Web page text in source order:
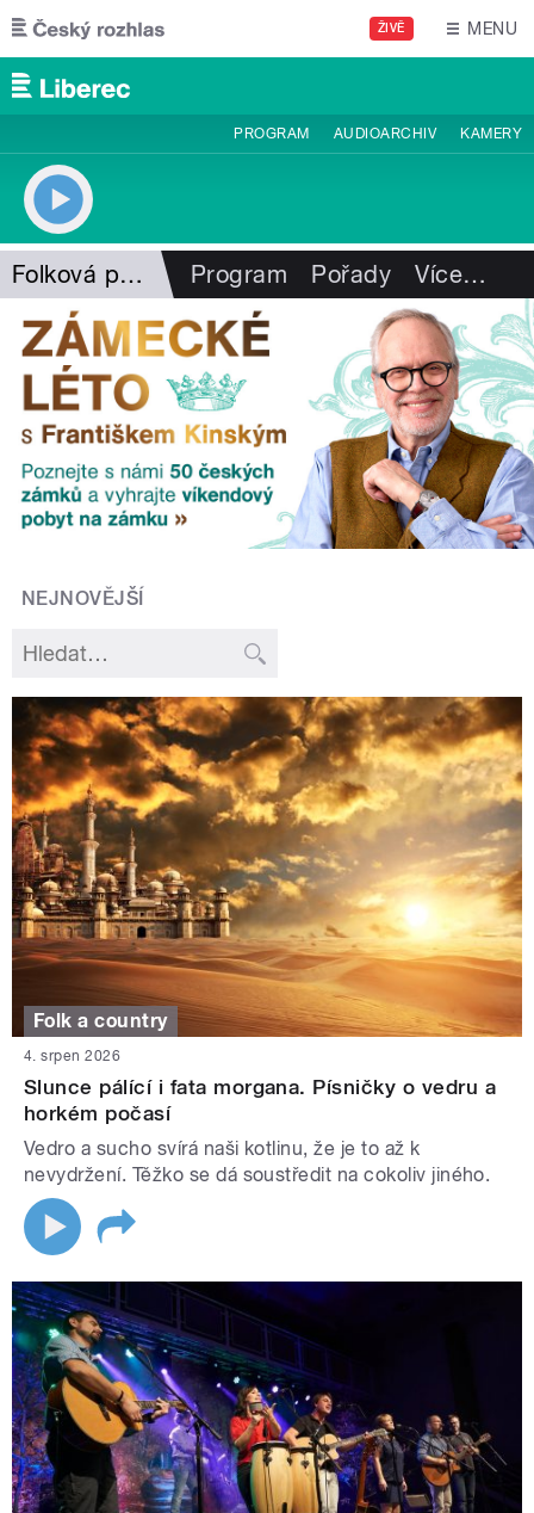
Přejít k hlavnímu obsahu
ŽIVĚ MENU
PROGRAM AUDIOARCHIV KAMERY
Folková pohlazení Program Pořady Více…
NEJNOVĚJŠÍ
Folk a country
4. srpen 2026
Slunce pálící i fata morgana. Písničky o vedru a
horkém počasí
Vedro a sucho svírá naši kotlinu, že je to až k
nevydržení. Těžko se dá soustředit na cokoliv jiného.